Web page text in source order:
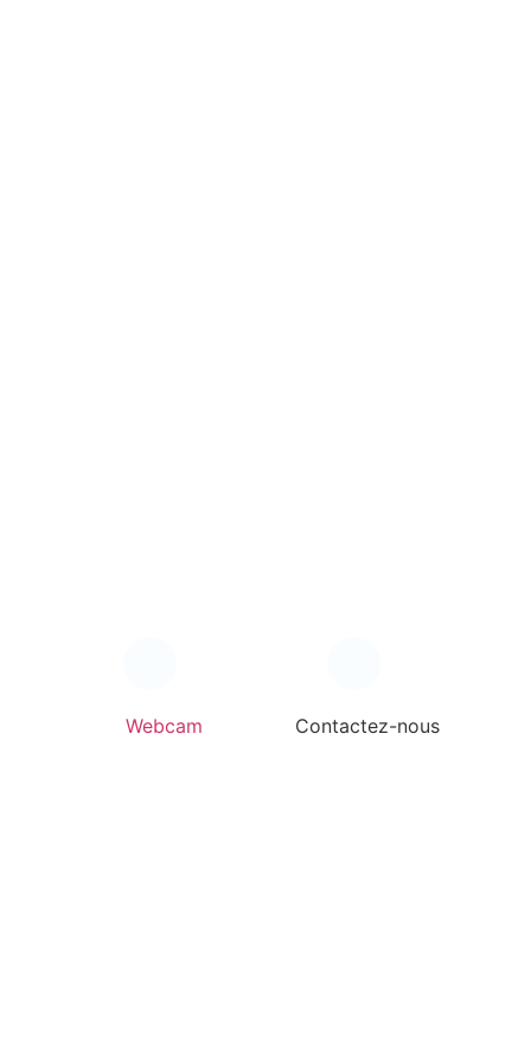
Webcam Contactez-nous